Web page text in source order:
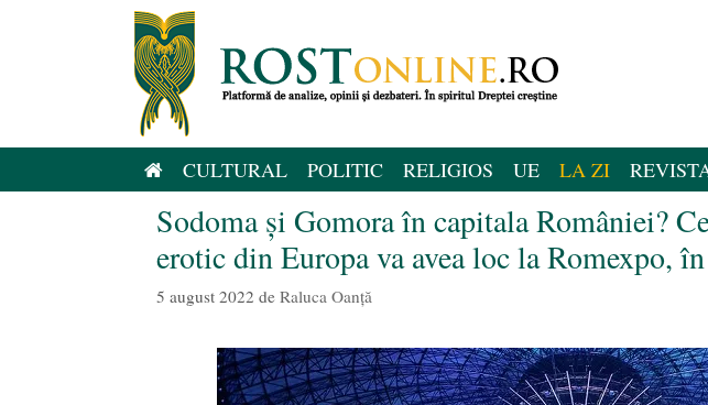
CULTURAL POLITIC RELIGIOS UE LA ZI
Sodoma și Gomora în capitala României?
erotic din Europa va avea loc la Romexpo,
5 august 2022 de Raluca Oanță